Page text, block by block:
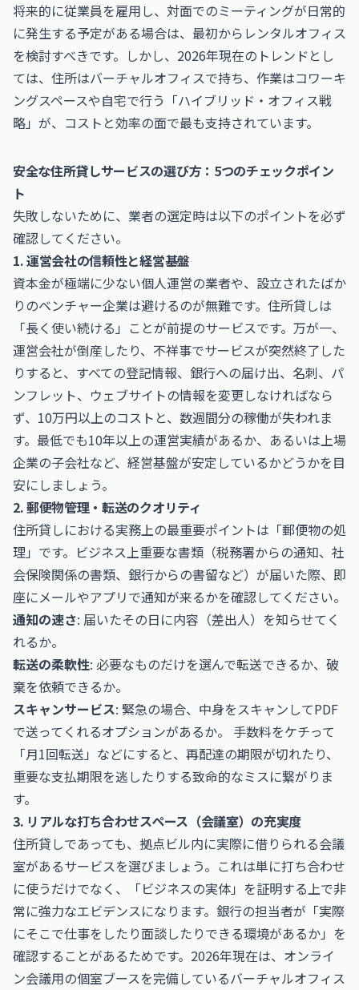
将来的に従業員を雇用し、対面でのミーティングが日常的
に発生する予定がある場合は、最初からレンタルオフィス
を検討すべきです。しかし、2026年現在のトレンドとし
ては、住所はバーチャルオフィスで持ち、作業はコワーキ
ングスペースや自宅で行う「ハイブリッド・オフィス戦
略」が、コストと効率の面で最も支持されています。
安全な住所貸しサービスの選び方：5つのチェックポイン
ト
失敗しないために、業者の選定時は以下のポイントを必ず
確認してください。
1. 運営会社の信頼性と経営基盤
資本金が極端に少ない個人運営の業者や、設立されたばか
りのベンチャー企業は避けるのが無難です。住所貸しは
「長く使い続ける」ことが前提のサービスです。万が一、
運営会社が倒産したり、不祥事でサービスが突然終了した
りすると、すべての登記情報、銀行への届け出、名刺、パ
ンフレット、ウェブサイトの情報を変更しなければなら
ず、10万円以上のコストと、数週間分の稼働が失われま
す。最低でも10年以上の運営実績があるか、あるいは上場
企業の子会社など、経営基盤が安定しているかどうかを目
安にしましょう。
2. 郵便物管理・転送のクオリティ
住所貸しにおける実務上の最重要ポイントは「郵便物の処
理」です。ビジネス上重要な書類（税務署からの通知、社
会保険関係の書類、銀行からの書留など）が届いた際、即
座にメールやアプリで通知が来るかを確認してください。
通知の速さ: 届いたその日に内容（差出人）を知らせてく
れるか。
転送の柔軟性: 必要なものだけを選んで転送できるか、破
棄を依頼できるか。
スキャンサービス: 緊急の場合、中身をスキャンしてPDF
で送ってくれるオプションがあるか。 手数料をケチって
「月1回転送」などにすると、再配達の期限が切れたり、
重要な支払期限を逃したりする致命的なミスに繋がりま
す。
3. リアルな打ち合わせスペース（会議室）の充実度
住所貸しであっても、拠点ビル内に実際に借りられる会議
室があるサービスを選びましょう。これは単に打ち合わせ
に使うだけでなく、「ビジネスの実体」を証明する上で非
常に強力なエビデンスになります。銀行の担当者が「実際
にそこで仕事をしたり面談したりできる環境があるか」を
確認することがあるためです。2026年現在は、オンライ
ン会議用の個室ブースを完備しているバーチャルオフィス